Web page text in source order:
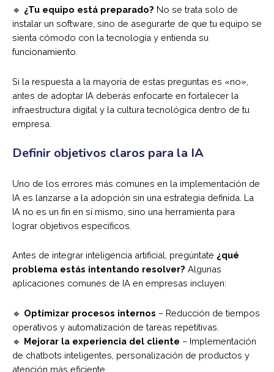
🔹 ¿Tu equipo está preparado? No se trata solo de
instalar un software, sino de asegurarte de que tu equipo se
sienta cómodo con la tecnología y entienda su
funcionamiento.
Si la respuesta a la mayoría de estas preguntas es «no»,
antes de adoptar IA deberás enfocarte en fortalecer la
infraestructura digital y la cultura tecnológica dentro de tu
empresa.
Definir objetivos claros para la IA
Uno de los errores más comunes en la implementación de
IA es lanzarse a la adopción sin una estrategia definida. La
IA no es un fin en sí mismo, sino una herramienta para
lograr objetivos específicos.
Antes de integrar inteligencia artificial, pregúntate ¿qué
problema estás intentando resolver? Algunas
aplicaciones comunes de IA en empresas incluyen:
🔹 Optimizar procesos internos – Reducción de tiempos
operativos y automatización de tareas repetitivas.
🔹 Mejorar la experiencia del cliente – Implementación
de chatbots inteligentes, personalización de productos y
atención más eficiente.